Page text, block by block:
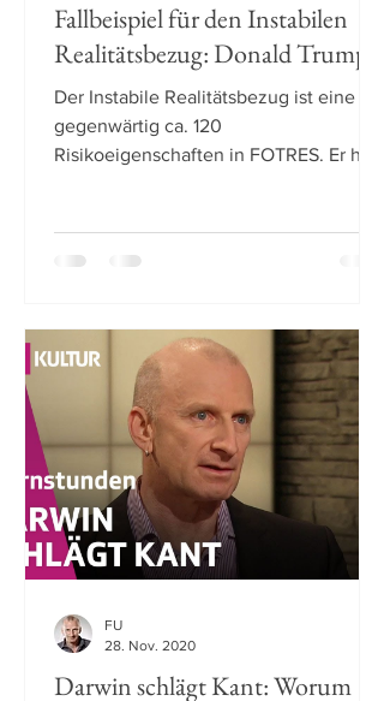
Fallbeispiel für den Instabilen
Realitätsbezug: Donald Trump
Der Instabile Realitätsbezug ist eine der
gegenwärtig ca. 120
Risikoeigenschaften in FOTRES. Er hat
Darwin schlägt Kant: Worum
FU
28. Nov. 2020